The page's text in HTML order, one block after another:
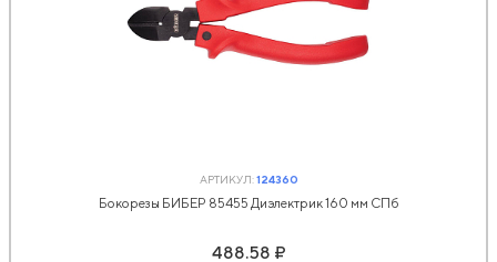
АРТИКУЛ:124360
Бокорезы БИБЕР 85455 Диэлектрик 160 мм СПб
488.58 ₽